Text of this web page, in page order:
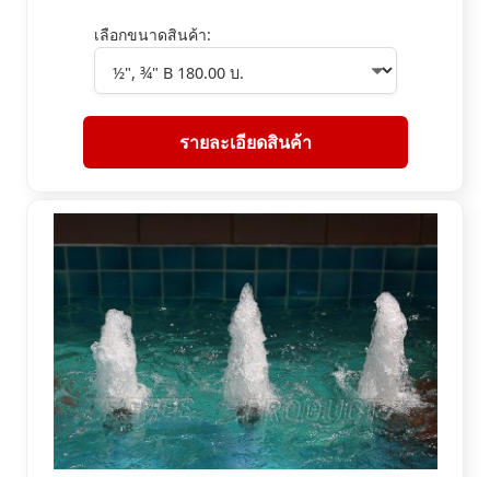
เลือกขนาดสินค้า:
รายละเอียดสินค้า